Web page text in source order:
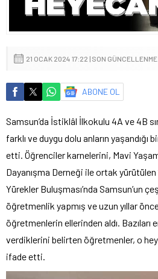
21 OCAK 2024 17:22 | SON
ABONE OL
Samsun’da İstiklâl İlkokulu 4A ve 4B
farklı ve duygu dolu anların
etti. Öğrenciler karnelerini, Mavi
Dayanışma Derneği ile ortak yürütülen
Yürekler Buluşması’nda Samsun’un
öğretmenlik yapmış ve uzun yıllar
öğretmenlerin ellerinden aldı. Bazıları
verdiklerini belirten öğretmenler, o
ifade etti.